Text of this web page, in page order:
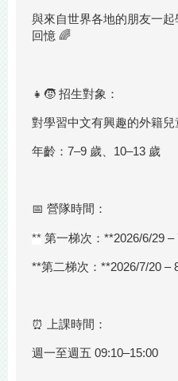
與來自世界各地的朋友一
回憶 🌈
👧🧒 招生對象：
對學習中文有興趣的外籍
年齡：7–9 歲、10–13 歲
📅 營隊時間：
** 第一梯次：**2026/6/29 –
**第二梯次：**2026/7/20 –
⏰ 上課時間：
週一至週五 09:10–15:00